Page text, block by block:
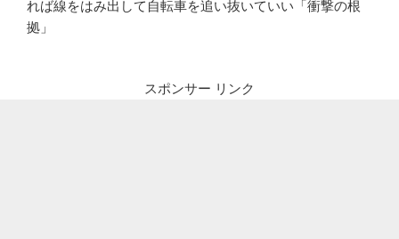
れば線をはみ出して自転車を追い抜いていい「衝撃の根
拠」
スポンサー リンク